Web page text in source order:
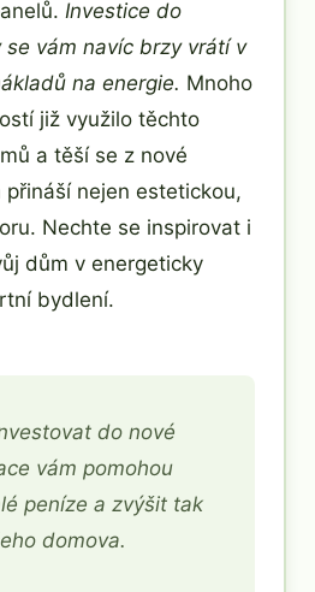
Investice do
vám navíc brzy vrátí v
na energie. Mnoho
již využilo těchto
a těší se z nové
nejen estetickou,
Nechte se inspirovat i
dům v energeticky
bydlení.
do nové
vám pomohou
peníze a zvýšit tak
domova.